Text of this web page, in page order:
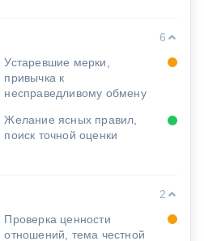
6
Устаревшие мерки,
привычка к
несправедливому обмену
Желание ясных правил,
поиск точной оценки
2
Проверка ценности
отношений, тема честной